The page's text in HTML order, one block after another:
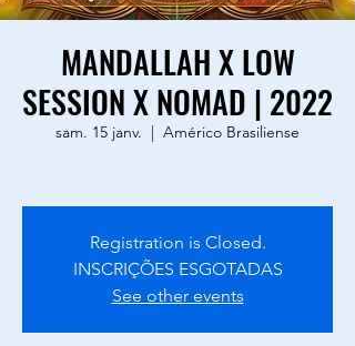
MANDALLAH X LOW
SESSION X NOMAD | 2022
sam. 15 janv.
  |
Américo Brasiliense
Registration is Closed.
INSCRIÇÕES ESGOTADAS
See other events